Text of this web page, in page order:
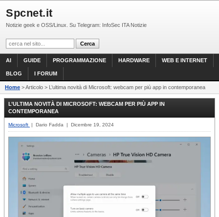
Spcnet.it
Notizie geek e OSS/Linux. Su Telegram: InfoSec ITA Notizie
AI GUIDE PROGRAMMAZIONE HARDWARE WEB E INTERNET
BLOG I FORUM
Home > Articolo > L’ultima novità di Microsoft: webcam per più app in contemporanea
L’ULTIMA NOVITÀ DI MICROSOFT: WEBCAM PER PIÙ APP IN
CONTEMPORANEA
Microsoft | Dario Fadda | Dicembre 19, 2024